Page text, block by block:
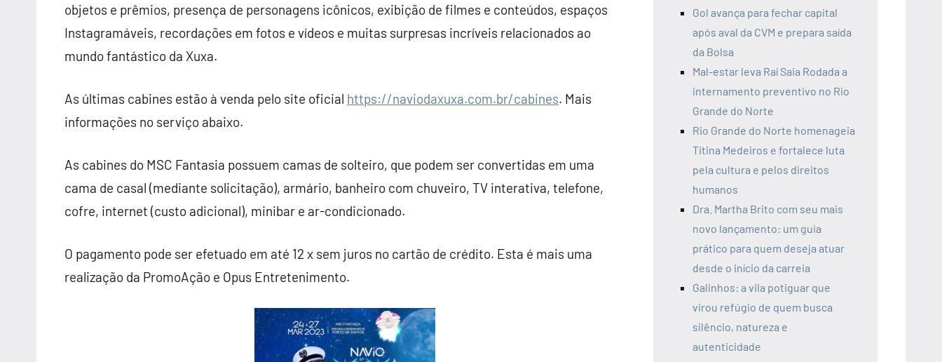
objetos e prêmios, presença de personagens icônicos, exibição de filmes e conteúdos, espaços
Instagramáveis, recordações em fotos e vídeos e muitas surpresas incríveis relacionados ao
mundo fantástico da Xuxa.
As últimas cabines estão à venda pelo site oficial https://naviodaxuxa.com.br/cabines. Mais
informações no serviço abaixo.
As cabines do MSC Fantasia possuem camas de solteiro, que podem ser convertidas em uma
cama de casal (mediante solicitação), armário, banheiro com chuveiro, TV interativa, telefone,
cofre, internet (custo adicional), minibar e ar-condicionado.
O pagamento pode ser efetuado em até 12 x sem juros no cartão de crédito. Esta é mais uma
realização da PromoAção e Opus Entretenimento.
Gol avança para fechar capital
após aval da CVM e prepara saída
da Bolsa
Mal-estar leva Raí Saia Rodada a
internamento preventivo no Rio
Grande do Norte
Rio Grande do Norte homenageia
Titina Medeiros e fortalece luta
pela cultura e pelos direitos
humanos
Dra. Martha Brito com seu mais
novo lançamento: um guia
prático para quem deseja atuar
desde o início da carreia
Galinhos: a vila potiguar que
virou refúgio de quem busca
silêncio, natureza e
autenticidade